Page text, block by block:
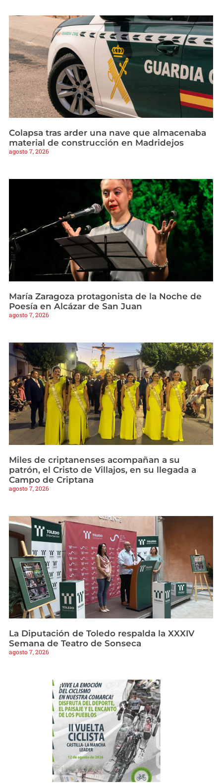
Colapsa tras arder una nave que almacenaba
material de construcción en Madridejos
agosto 7, 2026
María Zaragoza protagonista de la Noche de
Poesía en Alcázar de San Juan
agosto 7, 2026
Miles de criptanenses acompañan a su
patrón, el Cristo de Villajos, en su llegada a
Campo de Criptana
agosto 7, 2026
La Diputación de Toledo respalda la XXXIV
Semana de Teatro de Sonseca
agosto 7, 2026